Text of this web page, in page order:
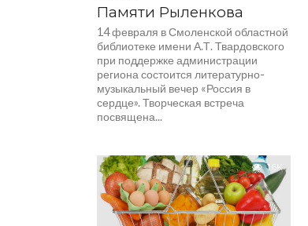
Памяти Рыленкова
14 февраля в Смоленской областной
библиотеке имени А.Т. Твардовского
при поддержке администрации
региона состоится литературно-
музыкальный вечер «Россия в
сердце». Творческая встреча
посвящена...
1.6K